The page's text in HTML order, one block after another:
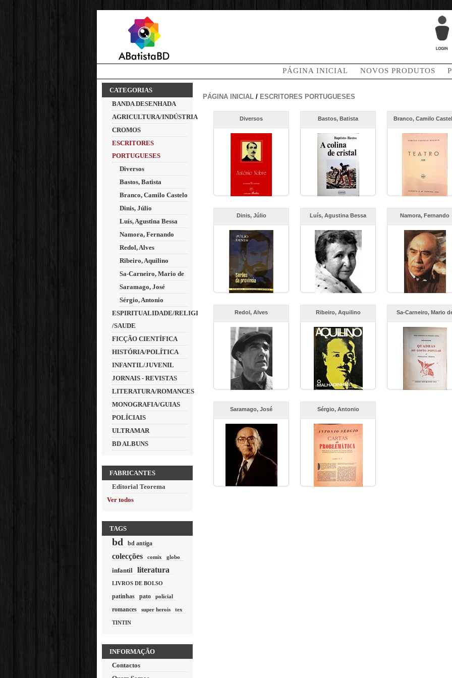
PÁGINA INICIAL NOVOS PRODUTOS
CATEGORIAS
BANDA DESENHADA
AGRICULTURA/INDÚSTRIA
CROMOS
ESCRITORES
PORTUGUESES
Diversos
Bastos, Batista
Branco, Camilo Castelo
Dinis, Júlio
Luís, Agustina Bessa
Namora, Fernando
Redol, Alves
Ribeiro, Aquilino
Sa-Carneiro, Mario de
Saramago, José
Sérgio, Antonio
ESPIRITUALIDADE/RELIGIÃO
/SAUDE
FICÇÃO CIENTÍFICA
HISTÓRIA/POLÍTICA
INFANTIL/JUVENIL
JORNAIS - REVISTAS
LITERATURA/ROMANCES
MONOGRAFIA/GUIAS
POLÍCIAIS
ULTRAMAR
BD ALBUNS
FABRICANTES
Editorial Teorema
Ver todos
TAGS
bd bd antiga
colecções comix globo
infantil literatura
LIVROS DE BOLSO
patinhas pato policial
romances super herois tex
TINTIN
INFORMAÇÃO
Contactos
PÁGINA INICIAL / ESCRITORES PORTUGUESES
Diversos Bastos, Batista Branco, Camilo
Dinis, Júlio Luís, Agustina Bessa Namora, Fernando
Redol, Alves Ribeiro, Aquilino Sa-Carneiro, Mario
Saramago, José Sérgio, Antonio